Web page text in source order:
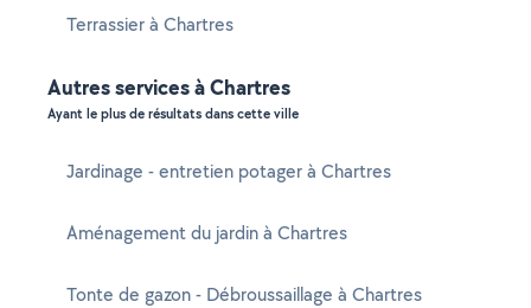
Terrassier à Chartres
Autres services à Chartres
Ayant le plus de résultats dans cette ville
Jardinage - entretien potager à Chartres
Aménagement du jardin à Chartres
Tonte de gazon - Débroussaillage à Chartres